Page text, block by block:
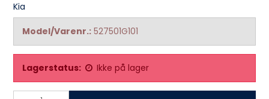
Kia
Model/Varenr.: 527501G101
Lagerstatus: Ikke på lager